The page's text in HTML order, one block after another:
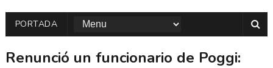
PORTADA
Renunció un funcionario de Poggi: